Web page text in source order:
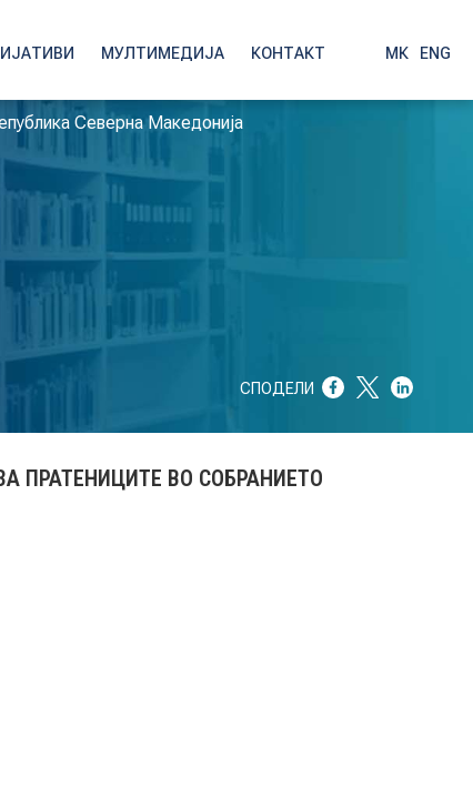
МУЛТИМЕДИЈА КОНТАКТ МК ENG
Северна Македонија
СПОДЕЛИ
ПРАТЕНИЦИТЕ ВО СОБРАНИЕТО